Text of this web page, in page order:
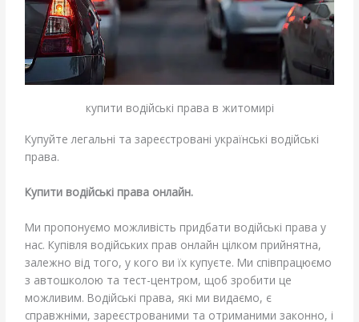
купити водійські права в житомирі
Купуйте легальні та зареєстровані українські водійські
права.
Купити водійські права онлайн.
Ми пропонуємо можливість придбати водійські права у
нас. Купівля водійських прав онлайн цілком прийнятна,
залежно від того, у кого ви їх купуєте. Ми співпрацюємо
з автошколою та тест-центром, щоб зробити це
можливим. Водійські права, які ми видаємо, є
справжніми, зареєстрованими та отриманими законно, і